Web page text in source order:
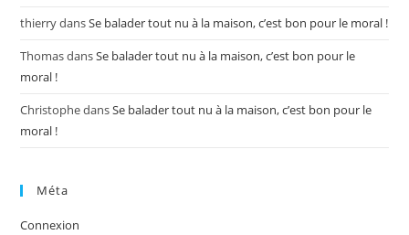
thierrydansSe balader tout nu à la maison, c’est bon pour le moral !
ThomasdansSe balader tout nu à la maison, c’est bon pour le
moral !
ChristophedansSe balader tout nu à la maison, c’est bon pour le
moral !
Méta
Connexion